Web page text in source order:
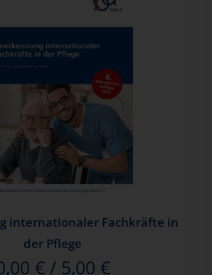
internationaler Fachkräfte in
der Pflege
€/ 5,00 €